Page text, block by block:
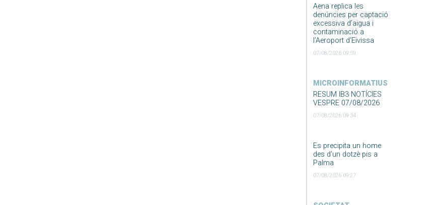
Aena replica les
denúncies per captació
excessiva d’aigua i
contaminació a
l’Aeroport d’Eivissa
07/08/2026 09:59
MICROINFORMATIUS
RESUM IB3 NOTÍCIES
VESPRE 07/08/2026
07/08/2026 09:34
Es precipita un home
des d’un dotzè pis a
Palma
07/08/2026 09:27